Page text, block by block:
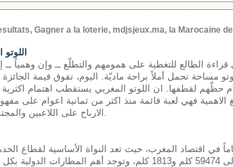
Gagner a la loterie, mdjsjeux.ma, la Marocaine
قراءة الطالع للتغطية على همومهم والتطلّع ــ وإن وهمياً ــ
مساحة تحمل أملاً براحة ماديّة. اليوم، تفوق قيمة الجائزة
حظّهم لقطفها. ان اللوتو المغربي يستقطب اهتمام
الاهمية فهي لعبة قائمة منذ اكثر من ثمانية اعوام على
الارباح على اللاعبين والمجتمع ككل.
في اقتصاد المغرب، حيث تعد النواة الأساسية لقطاع
وسككية يصل طولها إلى 59474 كلم و1813 كلم، وتوجد أهم